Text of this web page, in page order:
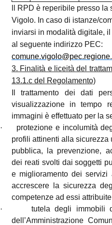
ll RPD è reperibile presso
Vigolo. In caso di istanze/
inviarsi in modalità digitale,
al seguente indirizzo PEC:
3. Finalità e liceità del
13.1.c del Regolamento)
Il trattamento dei dati
visualizzazione in tempo
immagini è effettuato per la
·
protezione e incolumità
profili attinenti alla sicurezza
pubblica, la prevenzione,
dei reati svolti dai soggetti
e miglioramento dei
accrescere la sicurezza
competenze ad essi
·
tutela degli immobili
dell’Amministrazione